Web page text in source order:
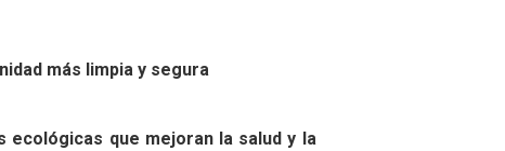
más limpia y segura
ecológicas que mejoran la salud y la